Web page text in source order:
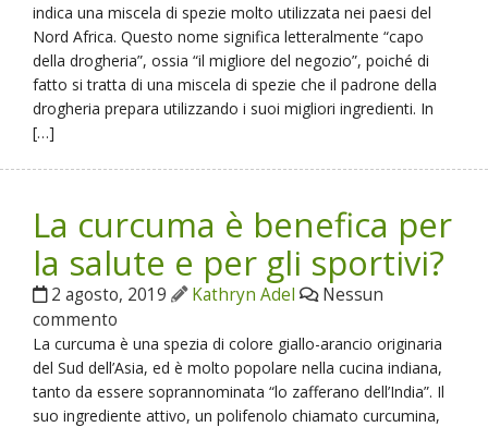
indica una miscela di spezie molto utilizzata nei paesi del
Nord Africa. Questo nome significa letteralmente “capo
della drogheria”, ossia “il migliore del negozio”, poiché di
fatto si tratta di una miscela di spezie che il padrone della
drogheria prepara utilizzando i suoi migliori ingredienti. In
[…]
La curcuma è benefica per
la salute e per gli sportivi?
2 agosto, 2019 Kathryn Adel
Nessun
commento
La curcuma è una spezia di colore giallo-arancio originaria
del Sud dell’Asia, ed è molto popolare nella cucina indiana,
tanto da essere soprannominata “lo zafferano dell’India”. Il
suo ingrediente attivo, un polifenolo chiamato curcumina,